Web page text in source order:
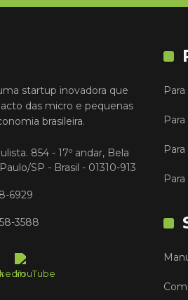
startup inovadora que
das micro e pequenas
brasileira.
854 - 17º andar, Bela
SP - Brasil - 01310-913
6929
3588